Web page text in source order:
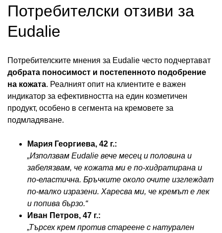
Потребителски отзиви за
Eudalie
Потребителските мнения за Eudalie често подчертават
добрата поносимост и постепенното подобрение
на кожата. Реалният опит на клиентите е важен
индикатор за ефективността на един козметичен
продукт, особено в сегмента на кремовете за
подмладяване.
Мария Георгиева, 42 г.:
„Използвам Eudalie вече месец и половина и
забелязвам, че кожата ми е по-хидратирана и
по-еластична. Бръчките около очите изглеждат
по-малко изразени. Харесва ми, че кремът е лек
и попива бързо.“
Иван Петров, 47 г.:
„Търсех крем против стареене с натурален